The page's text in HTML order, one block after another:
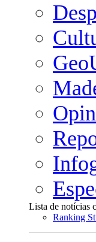
Lista de notícias
Ranking